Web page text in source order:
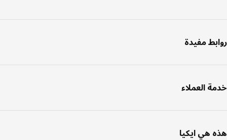
مفيدة
العملاء
هي ايكيا